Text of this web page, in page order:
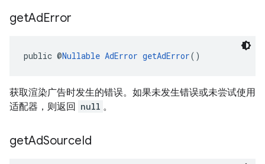
getAdError
public @Nullable AdError getAdError()
获取渲染广告时发生的错误。如果未发生错误或未尝试使用
适配器，则返回 null 。
getAdSourceId